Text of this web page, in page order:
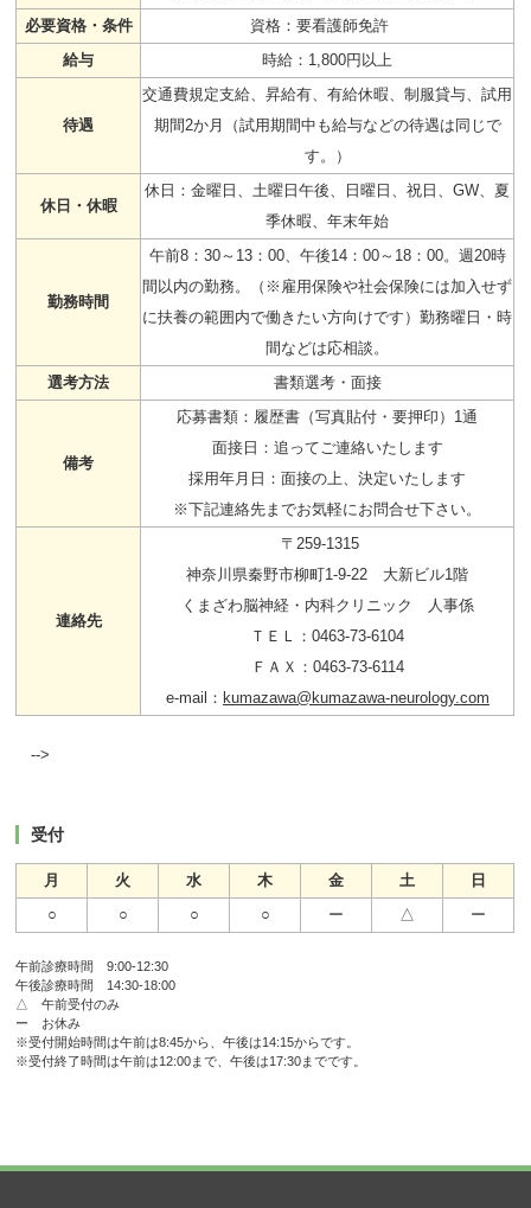
必要資格・条件
資格：要看護師免許
給与
時給：1,800円以上
待遇
交通費規定支給、昇給有、有給休暇、制服貸与、試用
期間2か月（試用期間中も給与などの待遇は同じで
す。）
休日・休暇
休日：金曜日、土曜日午後、日曜日、祝日、GW、夏
季休暇、年末年始
勤務時間
午前8：30～13：00、午後14：00～18：00。週20時
間以内の勤務。（※雇用保険や社会保険には加入せず
に扶養の範囲内で働きたい方向けです）勤務曜日・時
間などは応相談。
選考方法
書類選考・面接
備考
応募書類：履歴書（写真貼付・要押印）1通
面接日：追ってご連絡いたします
採用年月日：面接の上、決定いたします
※下記連絡先までお気軽にお問合せ下さい。
連絡先
〒259-1315
神奈川県秦野市柳町1-9-22 大新ビル1階
くまざわ脳神経・内科クリニック 人事係
ＴＥＬ：0463-73-6104
ＦＡＸ：0463-73-6114
e-mail： kumazawa@kumazawa-neurology.com
-->
受付
月 火 水 木 金 土
日
○
○ ○ ○ ー △ ー
午前診療時間 9:00-12:30
午後診療時間 14:30-18:00
△ 午前受付のみ
ー お休み
※受付開始時間は午前は8:45から、午後は14:15からです。
※受付終了時間は午前は12:00まで、午後は17:30までです。